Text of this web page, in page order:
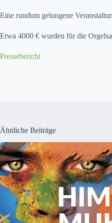
Eine run­dum gelun­gene
Etwa 4000 € wur­den für die
Presse­bericht
Ähnliche Beiträge